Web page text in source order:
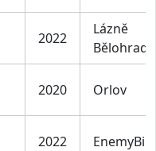
2022
Lázně
Bělohrad
2020 Orlov
2022